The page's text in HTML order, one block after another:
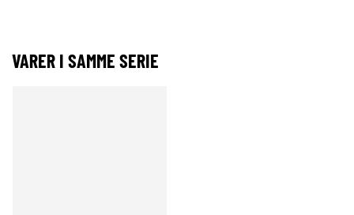
VARER I SAMME SERIE